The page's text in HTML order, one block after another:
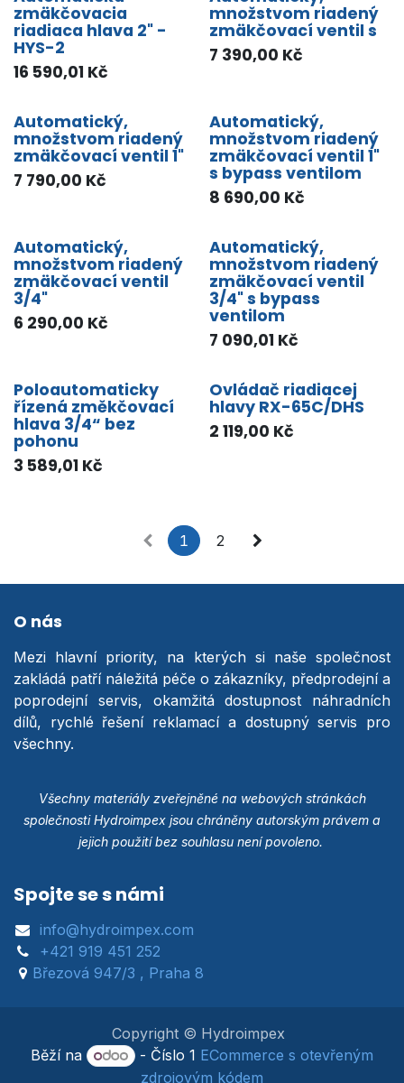
zmäkčovacia
riadiaca hlava 2" -
HYS-2
16 590,01 Kč
množstvom riadený
zmäkčovací ventil s
7 390,00 Kč
Automatický,
množstvom riadený
zmäkčovací ventil 1"
7 790,00 Kč
Automatický,
množstvom riadený
zmäkčovací ventil 1"
s bypass ventilom
8 690,00 Kč
Automatický,
množstvom riadený
zmäkčovací ventil
3/4"
6 290,00 Kč
Automatický,
množstvom riadený
zmäkčovací ventil
3/4" s bypass
ventilom
7 090,01 Kč
Poloautomaticky
řízená změkčovací
hlava 3/4“ bez
pohonu
3 589,01 Kč
Ovládač riadiacej
hlavy RX-65C/DHS
2 119,00 Kč
1 2
O nás
Mezi hlavní priority, na kterých si naše společnost
zakládá patří náležitá péče o zákazníky, předprodejní a
poprodejní servis, okamžitá dostupnost náhradních
dílů, rychlé řešení reklamací a dostupný servis pro
všechny.
Všechny materiály zveřejněné na webových stránkách
společnosti Hydroimpex jsou chráněny autorským právem a
jejich použití bez souhlasu není povoleno.
Spojte se s námi
info@hydroimpex.com
+421 919 451 252
Březová 947/3 , Praha 8
Copyright © Hydroimpex
Běží na
- Číslo 1 ECommerce s otevřeným
zdrojovým kódem